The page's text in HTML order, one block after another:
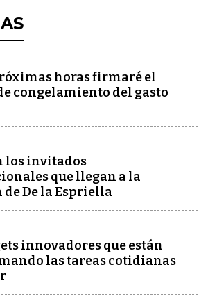
horas firmaré el
congelamiento del gasto
los invitados
que llegan a la
de De la Espriella
innovadores que están
las tareas cotidianas